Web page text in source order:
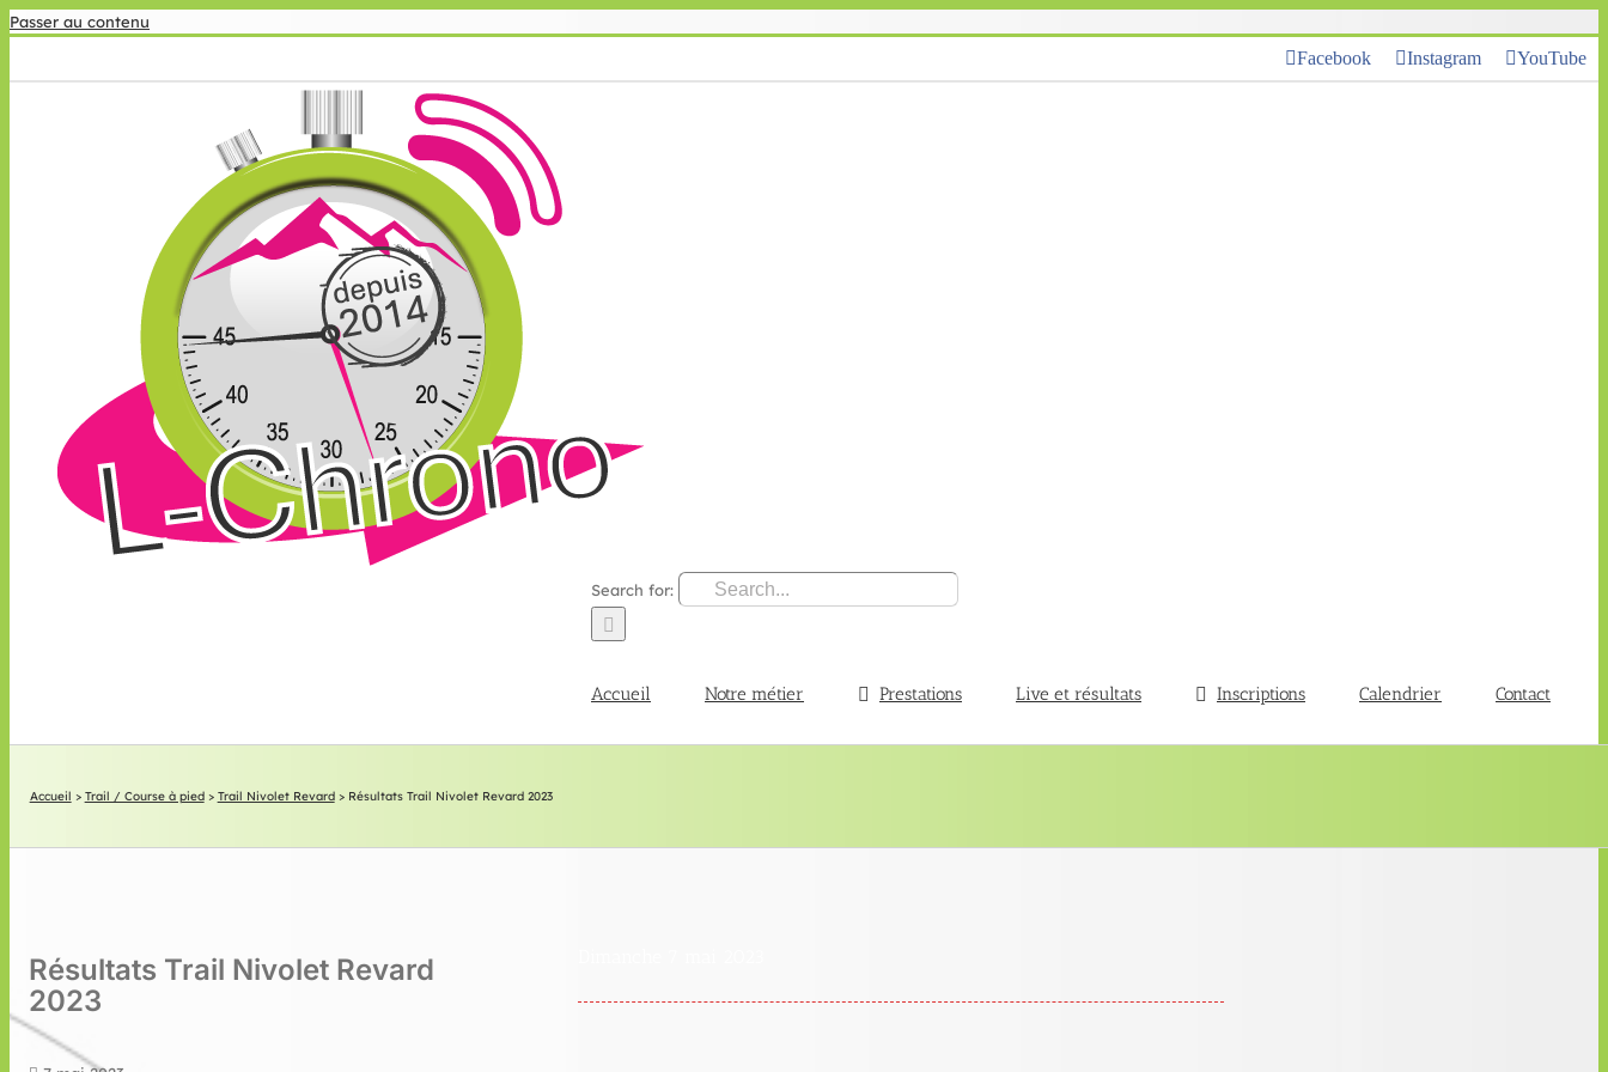
Passer au contenu
Facebook Instagram YouTube
Search for:
Accueil Notre métier Prestations Live et résultats Inscriptions Calendrier Contact
Accueil > Trail / Course à pied> Trail Nivolet Revard> Résultats Trail Nivolet Revard 2023
Résultats Trail Nivolet Revard
2023